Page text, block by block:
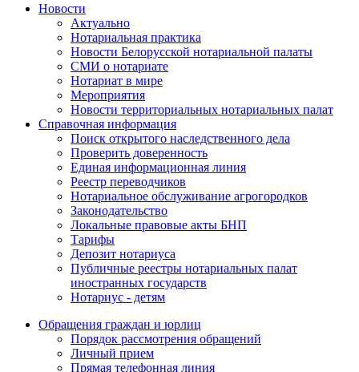
Новости
Актуально
Нотариальная практика
Новости Белорусской нотариальной палаты
СМИ о нотариате
Нотариат в мире
Мероприятия
Новости территориальных нотариальных палат
Справочная информация
Поиск открытого наследственного дела
Проверить доверенность
Единая информационная линия
Реестр переводчиков
Нотариальное обслуживание агрогородков
Законодательство
Локальные правовые акты БНП
Тарифы
Депозит нотариуса
Публичные реестры нотариальных палат
иностранных государств
Нотариус - детям
Обращения граждан и юрлиц
Порядок рассмотрения обращений
Личный прием
Прямая телефонная линия